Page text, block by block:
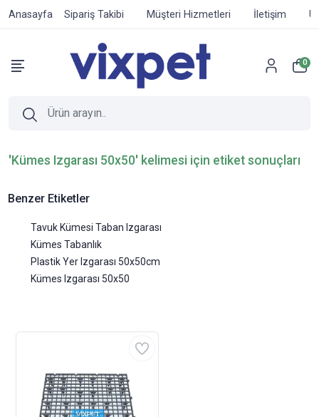
Anasayfa Sipariş Takibi Müşteri Hizmetleri İletişim
0
'Kümes Izgarası 50x50' kelimesi için etiket sonuçları
Benzer Etiketler
Tavuk Kümesi Taban Izgarası
Kümes Tabanlık
Plastik Yer Izgarası 50x50cm
Kümes Izgarası 50x50